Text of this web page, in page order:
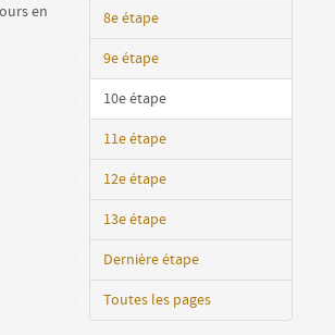
8e étape
9e étape
10e étape
11e étape
12e étape
13e étape
Dernière étape
Toutes les pages
en